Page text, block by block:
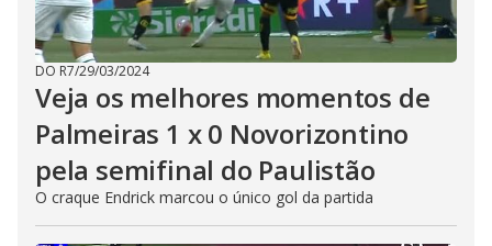
DO R7/29/03/2024
Veja os melhores momentos de
Palmeiras 1 x 0 Novorizontino
pela semifinal do Paulistão
O craque Endrick marcou o único gol da partida